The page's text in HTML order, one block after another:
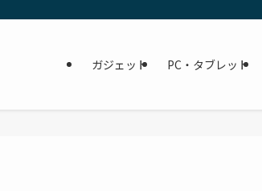
ガジェット PC・タブレット